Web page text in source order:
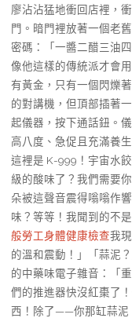
廖沾沾猛地衝回店裡，
門。暗門裡放著一個老
密碼：「一醬二醋三油
像他這樣的傳統派才會
有黃金，只有一個閃爍
的對講機，但頂部插著
起儀器，按下通話鈕。
高八度、急促且充滿養
這裡是 K-999！宇宙水
級的酸味了？我們需要
朵被這聲音震得嗡嗡作
味？等等！我聞到的不
般勞工身體健康檢查我
的溫和震動！」「蒜泥
的中藥味電子雜音：「
們的推進器快沒紅棗了
西！除了——你那缸蒜泥